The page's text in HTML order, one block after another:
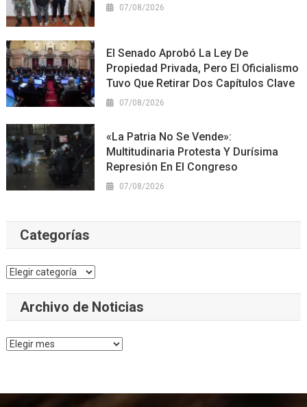
07/08/2026
El Senado Aprobó La Ley De
Propiedad Privada, Pero El Oficialismo
Tuvo Que Retirar Dos Capítulos Clave
07/08/2026
«La Patria No Se Vende»:
Multitudinaria Protesta Y Durísima
Represión En El Congreso
07/08/2026
Categorías
Categorías
Archivo de Noticias
Archivo